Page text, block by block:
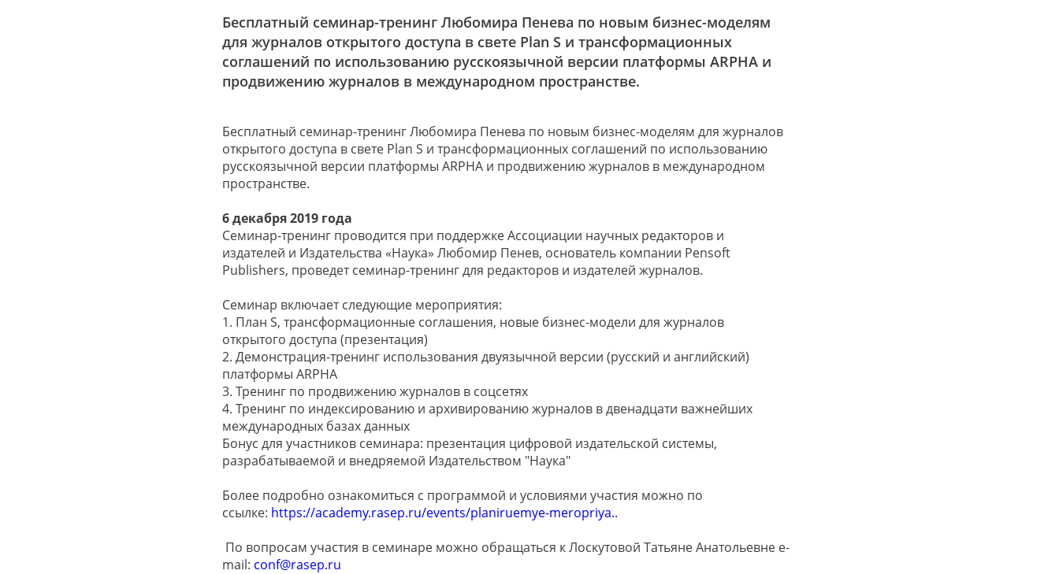
Бесплатный cеминар-тренинг Любомира Пенева по новым бизнес-моделям
для журналов открытого доступа в свете Plan S и трансформационных
соглашений по использованию русскоязычной версии платформы ARPHA и
продвижению журналов в международном пространстве.
Бесплатный cеминар-тренинг Любомира Пенева по новым бизнес-моделям для журналов
открытого доступа в свете Plan S и трансформационных соглашений по использованию
русскоязычной версии платформы ARPHA и продвижению журналов в международном
пространстве.
6 декабря 2019 года
Семинар-тренинг проводится при поддержке Ассоциации научных редакторов и
издателей и Издательства «Наука» Любомир Пенев, основатель компании Pensoft
Publishers, проведет семинар-тренинг для редакторов и издателей журналов.
Семинар включает следующие мероприятия:
1. План S, трансформационные соглашения, новые бизнес-модели для журналов
открытого доступа (презентация)
2. Демонстрация-тренинг использования двуязычной версии (русский и английский)
платформы ARPHA
3. Тренинг по продвижению журналов в соцсетях
4. Тренинг по индексированию и архивированию журналов в двенадцати важнейших
международных базах данных
Бонус для участников семинара: презентация цифровой издательской системы,
разрабатываемой и внедряемой Издательством "Наука"
Более подробно ознакомиться с программой и условиями участия можно по
ссылке: https://academy.rasep.ru/events/planiruemye-meropriya..
По вопросам участия в семинаре можно обращаться к Лоскутовой Татьяне Анатольевне e-
mail: conf@rasep.ru